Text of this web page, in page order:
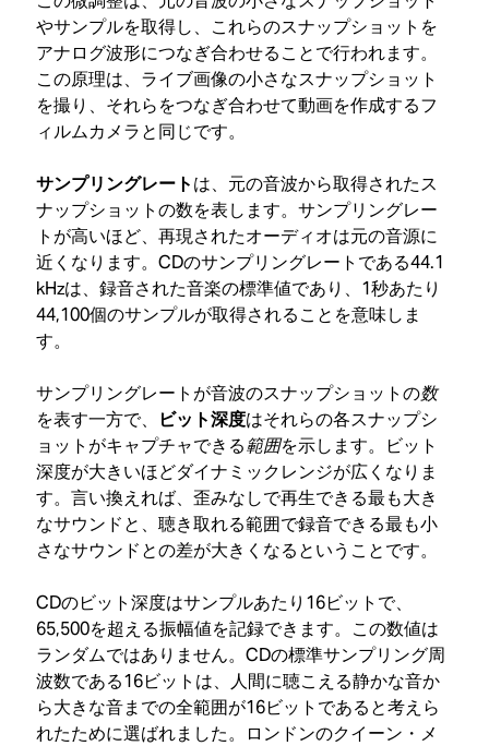
やサンプルを取得し、これらのスナップショットを
アナログ波形につなぎ合わせることで行われます。
この原理は、ライブ画像の小さなスナップショット
を撮り、それらをつなぎ合わせて動画を作成するフ
ィルムカメラと同じです。
サンプリングレートは、元の音波から取得されたス
ナップショットの数を表します。サンプリングレー
トが高いほど、再現されたオーディオは元の音源に
近くなります。CDのサンプリングレートである44.1
kHzは、録音された音楽の標準値であり、1秒あたり
44,100個のサンプルが取得されることを意味しま
す。
サンプリングレートが音波のスナップショットの数
を表す一方で、
ビット深度はそれらの各スナップシ
ョットがキャプチャできる範囲を示します。ビット
深度が大きいほどダイナミックレンジが広くなりま
す。言い換えれば、歪みなしで再生できる最も大き
なサウンドと、聴き取れる範囲で録音できる最も小
さなサウンドとの差が大きくなるということです。
CDのビット深度はサンプルあたり16ビットで、
65,500を超える振幅値を記録できます。この数値は
ランダムではありません。CDの標準サンプリング周
波数である16ビットは、人間に聴こえる静かな音か
ら大きな音までの全範囲が16ビットであると考えら
れたために選ばれました。ロンドンのクイーン・メ